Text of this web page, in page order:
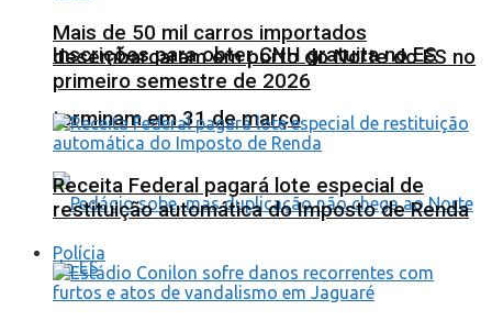
Inscrições para obter CNH gratuita no ES
terminam em 31 de março
Mais de 50 mil carros importados
desembarcaram em porto do Norte do ES no
primeiro semestre de 2026
Receita Federal pagará lote especial de
restituição automática do Imposto de Renda
Polícia